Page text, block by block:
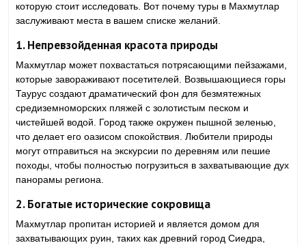
которую стоит исследовать. Вот почему туры в Махмутлар
заслуживают места в вашем списке желаний.
1.Непревзойденная красота природы
Махмутлар может похвастаться потрясающими пейзажами,
которые завораживают посетителей. Возвышающиеся горы
Таурус создают драматический фон для безмятежных
средиземноморских пляжей с золотистым песком и
чистейшей водой. Город также окружен пышной зеленью,
что делает его оазисом спокойствия. Любители природы
могут отправиться на экскурсии по деревням или пешие
походы, чтобы полностью погрузиться в захватывающие дух
панорамы региона.
2.Богатые исторические сокровища
Махмутлар пропитан историей и является домом для
захватывающих руин, таких как древний город Сиедра,